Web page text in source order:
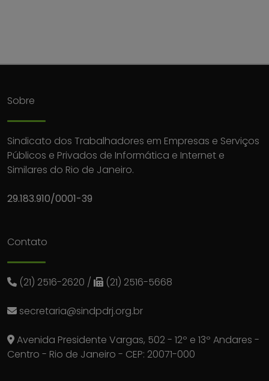
Sobre
Sindicato dos Trabalhadores em Empresas e Serviços
Públicos e Privados de Informática e Internet e
Similares do Rio de Janeiro.
29.183.910/0001-39
Contato
(21) 2516-2620 / (21) 2516-5668
secretaria@sindpdrj.org.br
Avenida Presidente Vargas, 502 - 12º e 13º Andares -
Centro - Rio de Janeiro - CEP: 20071-000